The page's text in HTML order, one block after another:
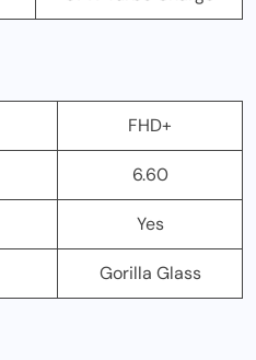
FHD+
6.60
Yes
Gorilla Glass